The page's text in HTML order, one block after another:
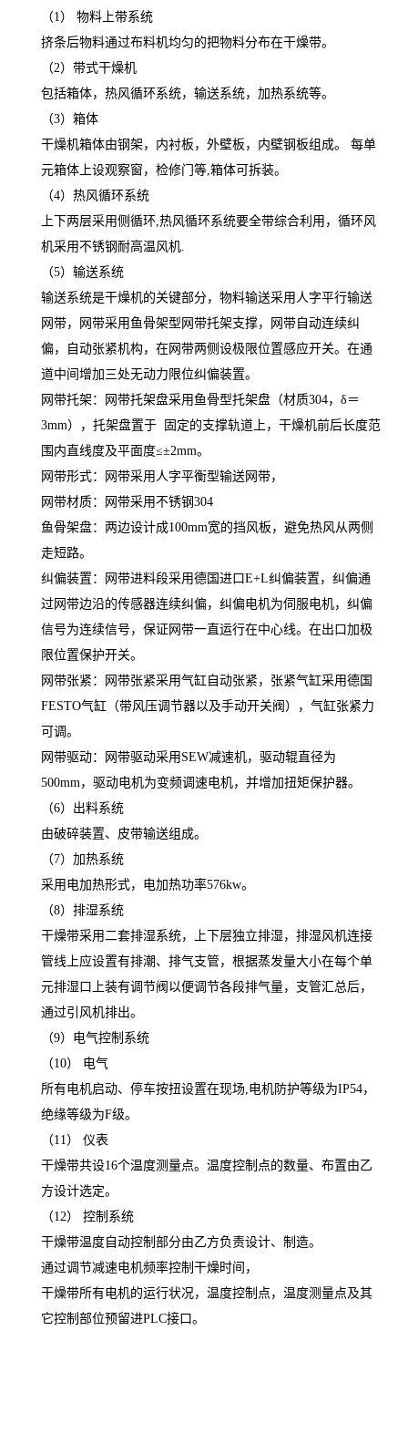
（1） 物料上带系统
挤条后物料通过布料机均匀的把物料分布在干燥带。
（2）带式干燥机
包括箱体，热风循环系统，输送系统，加热系统等。
（3）箱体
干燥机箱体由钢架，内衬板，外壁板，内壁钢板组成。 每单
元箱体上设观察窗，检修门等,箱体可拆装。
（4）热风循环系统
上下两层采用侧循环,热风循环系统要全带综合利用，循环风
机采用不锈钢耐高温风机.
（5）输送系统
输送系统是干燥机的关键部分，物料输送采用人字平行输送
网带，网带采用鱼骨架型网带托架支撑，网带自动连续纠
偏，自动张紧机构，在网带两侧设极限位置感应开关。在通
道中间增加三处无动力限位纠偏装置。
网带托架：网带托架盘采用鱼骨型托架盘（材质304，δ＝
3mm），托架盘置于 固定的支撑轨道上，干燥机前后长度范
围内直线度及平面度≤±2mm。
网带形式：网带采用人字平衡型输送网带，
网带材质：网带采用不锈钢304
鱼骨架盘：两边设计成100mm宽的挡风板，避免热风从两侧
走短路。
纠偏装置：网带进料段采用德国进口E+L纠偏装置，纠偏通
过网带边沿的传感器连续纠偏，纠偏电机为伺服电机，纠偏
信号为连续信号，保证网带一直运行在中心线。在出口加极
限位置保护开关。
网带张紧：网带张紧采用气缸自动张紧，张紧气缸采用德国
FESTO气缸（带风压调节器以及手动开关阀），气缸张紧力
可调。
网带驱动：网带驱动采用SEW减速机，驱动辊直径为
500mm，驱动电机为变频调速电机，并增加扭矩保护器。
（6）出料系统
由破碎装置、皮带输送组成。
（7）加热系统
采用电加热形式，电加热功率576kw。
（8）排湿系统
干燥带采用二套排湿系统，上下层独立排湿，排湿风机连接
管线上应设置有排潮、排气支管，根据蒸发量大小在每个单
元排湿口上装有调节阀以便调节各段排气量，支管汇总后，
通过引风机排出。
（9）电气控制系统
（10） 电气
所有电机启动、停车按扭设置在现场,电机防护等级为IP54，
绝缘等级为F级。
（11） 仪表
干燥带共设16个温度测量点。温度控制点的数量、布置由乙
方设计选定。
（12） 控制系统
干燥带温度自动控制部分由乙方负责设计、制造。
通过调节减速电机频率控制干燥时间，
干燥带所有电机的运行状况，温度控制点，温度测量点及其
它控制部位预留进PLC接口。